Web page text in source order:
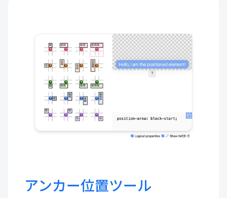
アンカー位置ツール